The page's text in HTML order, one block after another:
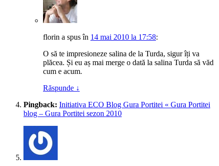
florin a spusîn 14 mai 2010 la 17:58:
O să te impresioneze salina de la Turda, sigur îți va
plăcea. Și eu aș mai merge o dată la salina Turda să văd
cum e acum.
Răspunde ↓
Pingback: Initiativa ECO Blog Gura Portitei « Gura Portitei
blog – Gura Portitei sezon 2010